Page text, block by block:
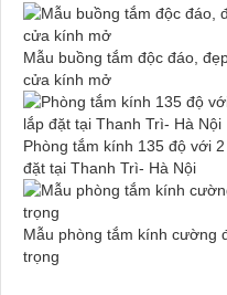
Mẫu buồng tắm độc đáo,
cửa kính mở
Phòng tắm kính 135 độ với
đặt tại Thanh Trì- Hà Nội
Mẫu phòng tắm kính cường
trọng